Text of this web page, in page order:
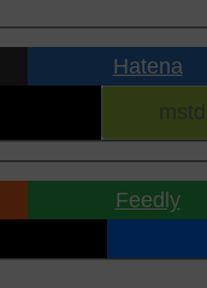
Hatena
Feedly